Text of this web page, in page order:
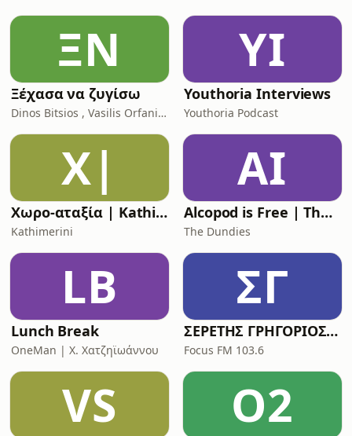
ΞΝ
Ξέχασα να ζυγίσω
Dinos Bitsios , Vasilis Orfanidis
YI
Youthoria Interviews
Youthoria Podcast
Χ|
Χωρο-αταξία | Kathimerini
Kathimerini
AI
Alcopod is Free | The (Greek) Eurovision Podcast
The Dundies
LB
Lunch Break
OneMan | X. Χατζηϊωάννου
ΣΓ
ΣΕΡΕΤΗΣ ΓΡΗΓΟΡΙΟΣ - ΚΟΝΤΡΑ ΣΤΟ ΣΥΣΤΗΜΑ
Focus FM 103.6
VS O2